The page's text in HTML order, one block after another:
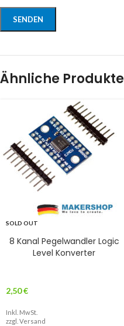
Ähnliche Produkte
SOLD OUT
8 Kanal Pegelwandler Logic
Level Konverter
2,50€
Inkl. MwSt.
zzgl. Versand